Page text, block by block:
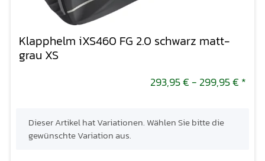
Klapphelm iXS460 FG 2.0 schwarz matt-
grau XS
293,95 € - 299,95 € *
x
Dieser Artikel hat Variationen. Wählen Sie bitte die
gewünschte Variation aus.